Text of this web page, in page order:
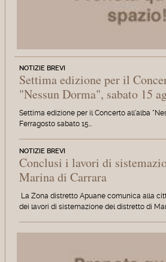
NOTIZIE BREVI
Settima edizione per il
"Nessun Dorma", sabato 15
Settima edizione per il Concerto all'alba
Ferragosto sabato 15…
NOTIZIE BREVI
Conclusi i lavori di
Marina di Carrara
La Zona distretto Apuane comunica alla
dei lavori di sistemazione del distretto di